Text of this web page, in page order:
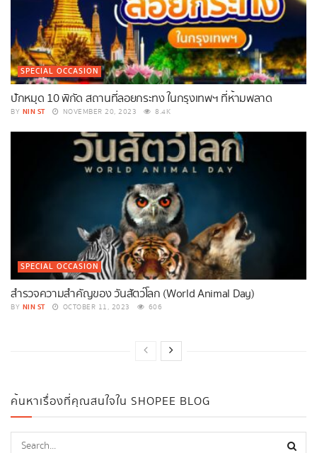
SPECIAL OCCASION
ปักหมุด 10 พิกัด สถานที่ลอยกระทง ในกรุงเทพฯ ที่ห้ามพลาด
BY NIN ST NOVEMBER 20, 2023 8.4K
SPECIAL OCCASION
สำรวจความสำคัญของ วันสัตว์โลก (World Animal Day)
BY NIN ST OCTOBER 11, 2023 606
ค้นหาเรื่องที่คุณสนใจใน SHOPEE BLOG